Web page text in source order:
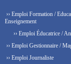
›› Emploi Formation /
Enseignement
›› Emploi Éducatrice /
›› Emploi Gestionnaire /
›› Emploi Journaliste